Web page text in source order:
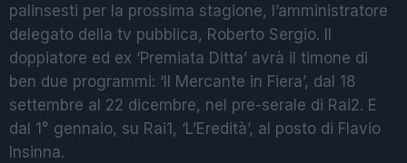
palinsesti per la prossima stagione, l’amministratore
delegato della tv pubblica, Roberto Sergio. Il
doppiatore ed ex ‘Premiata Ditta’ avrà il timone di
ben due programmi: ‘Il Mercante in Fiera’, dal 18
settembre al 22 dicembre, nel pre-serale di Rai2. E
dal 1° gennaio, su Rai1, ‘L’Eredità’, al posto di Flavio
Insinna.